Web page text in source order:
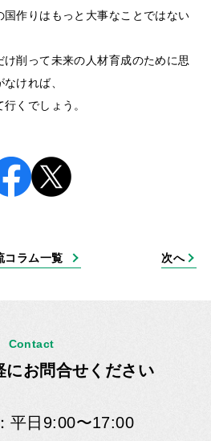
作りはもっと大事なことではない
削って未来の人材育成のために思
ければ、
くでしょう。
コラム一覧 次へ
Contact
にお問合せください
平日9:00〜17:00